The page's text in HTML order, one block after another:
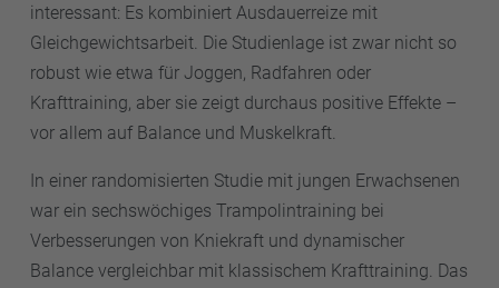
interessant: Es kombiniert Ausdauerreize mit
Gleichgewichtsarbeit. Die Studienlage ist zwar nicht so
robust wie etwa für Joggen, Radfahren oder
Krafttraining, aber sie zeigt durchaus positive Effekte –
vor allem auf Balance und Muskelkraft.
In einer randomisierten Studie mit jungen Erwachsenen
war ein sechswöchiges Trampolintraining bei
Verbesserungen von Kniekraft und dynamischer
Balance vergleichbar mit klassischem Krafttraining. Das